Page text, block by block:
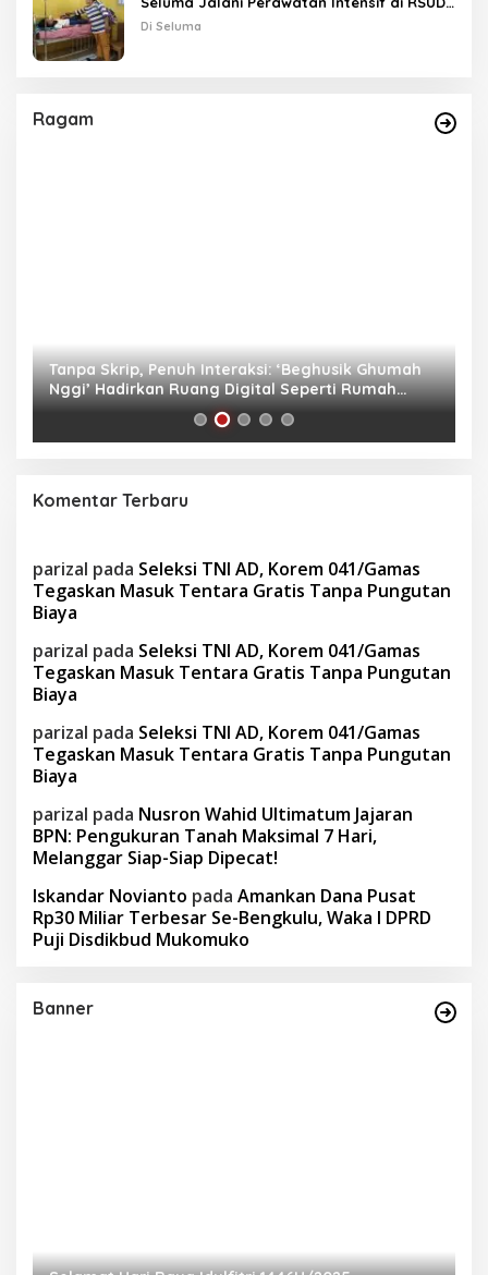
Tais
Di Seluma
Ragam
Tanpa Skrip, Penuh Interaksi: ‘Beghusik Ghumah
Nggi’ Hadirkan Ruang Digital Seperti Rumah
Sendiri
Komentar Terbaru
parizal pada Seleksi TNI AD, Korem 041/Gamas
Tegaskan Masuk Tentara Gratis Tanpa Pungutan
Biaya
parizal pada Seleksi TNI AD, Korem 041/Gamas
Tegaskan Masuk Tentara Gratis Tanpa Pungutan
Biaya
parizal pada Seleksi TNI AD, Korem 041/Gamas
Tegaskan Masuk Tentara Gratis Tanpa Pungutan
Biaya
parizal pada Nusron Wahid Ultimatum Jajaran
BPN: Pengukuran Tanah Maksimal 7 Hari,
Melanggar Siap-Siap Dipecat!
Iskandar Novianto pada Amankan Dana Pusat
Rp30 Miliar Terbesar Se-Bengkulu, Waka I DPRD
Puji Disdikbud Mukomuko
Banner